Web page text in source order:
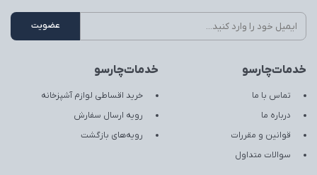
خدمات‌چارسو
تماس با ما
درباره ما
قوانین و مقررات
سوالات متداول
خدمات‌چارسو
خرید اقساطی لوازم آشپزخانه
رویه ارسال سفارش
رویه‌های بازگشت